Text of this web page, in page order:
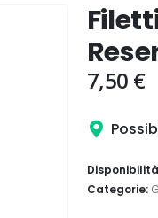
7,50 €
Categorie: